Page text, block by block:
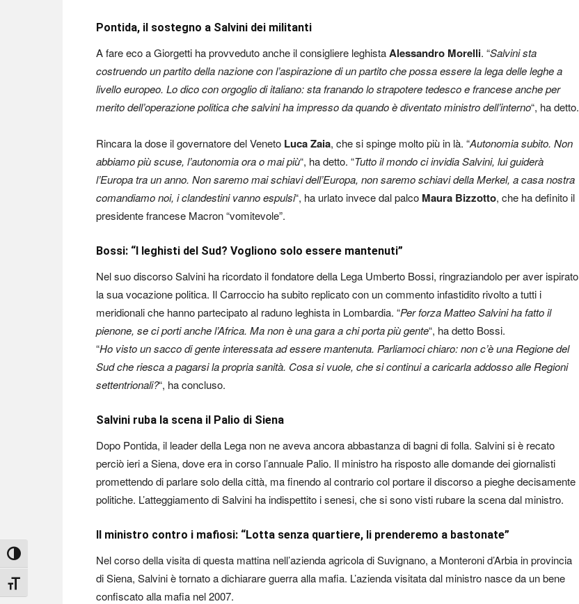
Attiva/disattiva alto contrasto
Attiva/disattiva dimensione testo
Pontida, il sostegno a Salvini dei militanti
A fare eco a Giorgetti ha provveduto anche il consigliere leghistaAlessandro Morelli. “Salvini sta
costruendo un partito della nazione con l’aspirazione di un partito che possa essere la lega delle leghe a
livello europeo. Lo dico con orgoglio di italiano: sta franando lo strapotere tedesco e francese anche per
merito dell’operazione politica che salvini ha impresso da quando è diventato ministro dell’interno“, ha detto.
Rincara la dose il governatore del Veneto Luca Zaia, che si spinge molto più in là. “Autonomia subito. Non
abbiamo più scuse, l’autonomia ora o mai più“, ha detto. “Tutto il mondo ci invidia Salvini, lui guiderà
l’Europa tra un anno. Non saremo mai schiavi dell’Europa, non saremo schiavi della Merkel, a casa nostra
comandiamo noi, i clandestini vanno espulsi“, ha urlato invece dal palco Maura Bizzotto, che ha definito il
presidente francese Macron “vomitevole”.
Bossi: “I leghisti del Sud? Vogliono solo essere mantenuti”
Nel suo discorso Salvini ha ricordato il fondatore della Lega Umberto Bossi, ringraziandolo per aver ispirato
la sua vocazione politica. Il Carroccio ha subito replicato con un commento infastidito rivolto a tutti i
meridionali che hanno partecipato al raduno leghista in Lombardia. “Per forza Matteo Salvini ha fatto il
pienone, se ci porti anche l’Africa. Ma non è una gara a chi porta più gente“, ha detto Bossi.
“Ho visto un sacco di gente interessata ad essere mantenuta. Parliamoci chiaro: non c’è una Regione del
Sud che riesca a pagarsi la propria sanità. Cosa si vuole, che si continui a caricarla addosso alle Regioni
settentrionali?“, ha concluso.
Salvini ruba la scena il Palio di Siena
Dopo Pontida, il leader della Lega non ne aveva ancora abbastanza di bagni di folla. Salvini si è recato
perciò ieri a Siena, dove era in corso l’annuale Palio. Il ministro ha risposto alle domande dei giornalisti
promettendo di parlare solo della città, ma finendo al contrario col portare il discorso a pieghe decisamente
politiche. L’atteggiamento di Salvini ha indispettito i senesi, che si sono visti rubare la scena dal ministro.
Il ministro contro i mafiosi: “Lotta senza quartiere, li prenderemo a bastonate”
Nel corso della visita di questa mattina nell’azienda agricola di Suvignano, a Monteroni d’Arbia in provincia
di Siena, Salvini è tornato a dichiarare guerra alla mafia. L’azienda visitata dal ministro nasce da un bene
confiscato alla mafia nel 2007.